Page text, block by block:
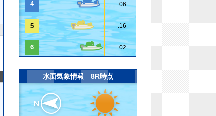
4 .06
5 .16
6 .02
水面気象情報 8R時点